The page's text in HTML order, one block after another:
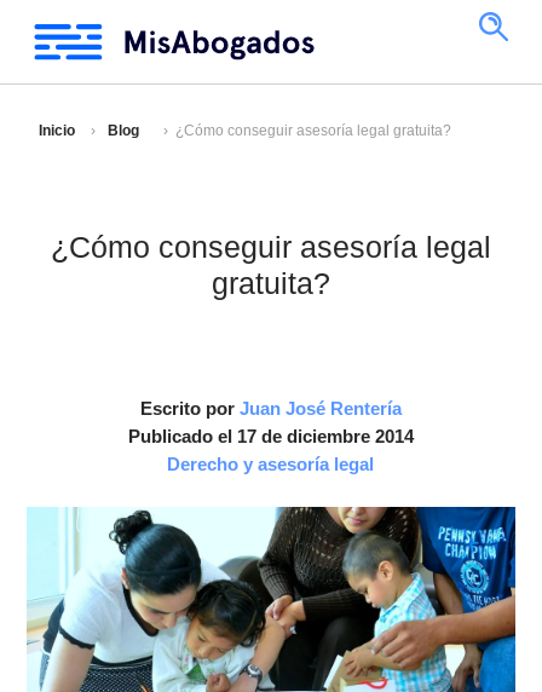
Inicio Blog ¿Cómo conseguir asesoría legal gratuita?
¿Cómo conseguir asesoría legal
gratuita?
Escrito por Juan José Rentería
Publicado el 17 de diciembre 2014
Derecho y asesoría legal